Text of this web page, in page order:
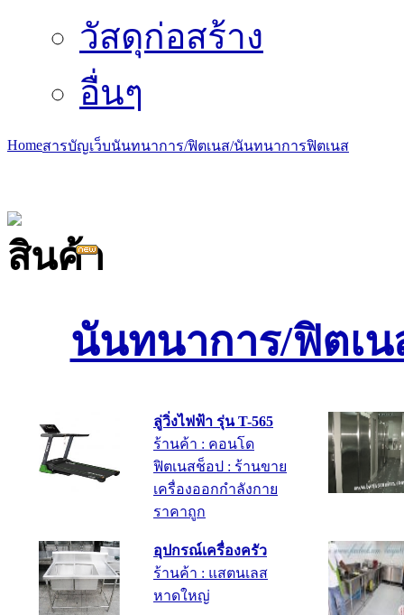
วัสดุก่อสร้าง
อื่นๆ
นันทนาการ/ฟิตเ
ร้านค้า : คอนโด
ฟิตเนสช็อป : ร้านขาย
เครื่องออกกำลังกาย
ราคาถูก
อุปกรณ์เครื่องครัว
ร้านค้า : แสตนเลส
หาดใหญ่